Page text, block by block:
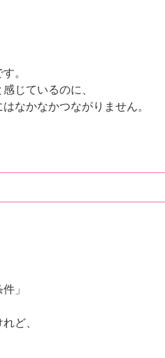
です。
感じているのに、
なかなかつながりません。
」
ど、